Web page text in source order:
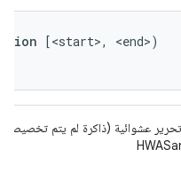
تحرير عشوائية (ذاكرة لم يتم